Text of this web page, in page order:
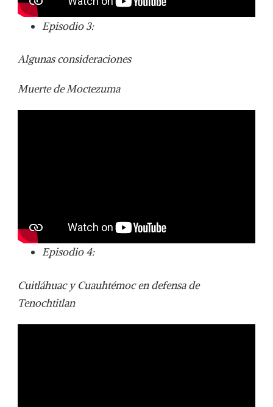
Episodio 3:
Algunas consideraciones
Muerte de Moctezuma
Episodio 4:
Cuitláhuac y Cuauhtémoc en defensa de
Tenochtitlan